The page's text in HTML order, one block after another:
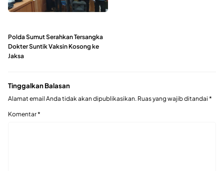
Polda Sumut Serahkan Tersangka
Dokter Suntik Vaksin Kosong ke
Jaksa
Tinggalkan Balasan
Alamat email Anda tidak akan dipublikasikan. Ruas yang wajib ditandai *
Komentar*